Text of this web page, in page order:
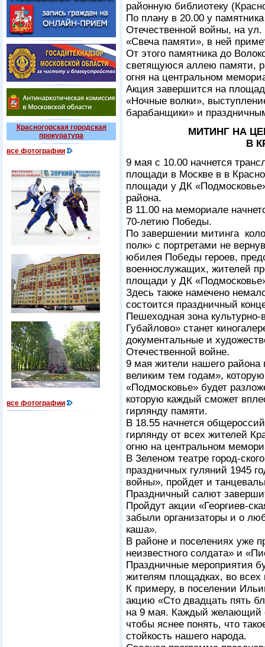
Красногорская городская
прокуратура
все фотографии
все фотографии
районную библиотеку
По плану в 20.00 у
Отечественной войны, на
«Свеча памяти», в ней
От этого памятника до
светящуюся аллею памяти,
огня на центральном
Акция завершится на
«Ночные волки»,
барабанщики» и
МИТИНГ НА
В
9 мая с 10.00 начнется
площади в Москве в в
площади у ДК
района.
В 11.00 на мемориале
70-летию Победы.
По завершении митинга
полк» с портретами не
юбилея Победы героев,
военнослужащих, жителей
площади у ДК
Здесь также намечено
состоится праздничный
Пешеходная зона культурно-
Губайлово» станет
документальные и
Отечественной войне.
9 мая жители нашего района
великим тем годам»,
«Подмосковье» будет
которую каждый сможет
гирлянду памяти.
В 18.55 начнется
гирлянду от всех жителей
огню на центральном
В Зеленом театре город-
праздничных гуляний 1945
войны», пройдет и
Праздничный салют
Пройдут акции «Георгиев-
забыли организаторы и о
каша».
В районе и поселениях уже
неизвестного солдата» и
Праздничные мероприятия
жителям площадках, во всех
К примеру, в поселении
акцию «Сто двадцать пять
на 9 мая. Каждый желающий
чтобы яснее понять, что
стойкость нашего народа.